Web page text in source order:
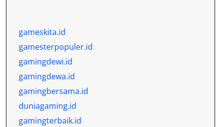
gameskita.id
gamesterpopuler.id
gamingdewi.id
gamingdewa.id
gamingbersama.id
duniagaming.id
gamingterbaik.id